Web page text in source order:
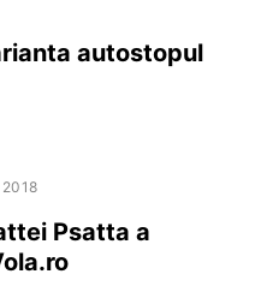
autostopul
2018
Psatta a